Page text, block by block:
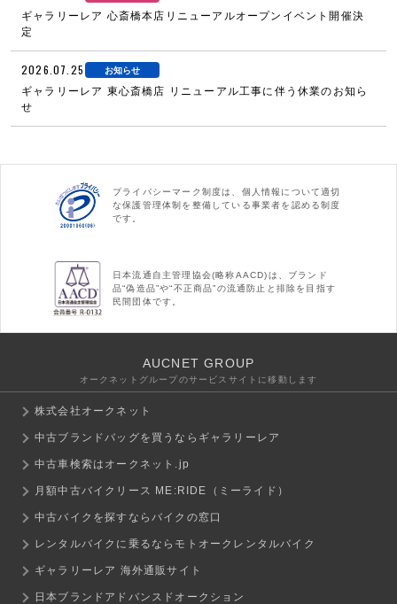
ギャラリーレア 心斎橋本店リニューアルオープンイベント開催決
定
2026.07.25 お知らせ
ギャラリーレア 東心斎橋店 リニューアル工事に伴う休業のお知ら
せ
プライバシーマーク制度は、個人情報について適切
な保護管理体制を整備している事業者を認める制度
です。
日本流通自主管理協会(略称AACD)は、ブランド
品“偽造品”や“不正商品”の流通防止と排除を目指す
民間団体です。
AUCNET GROUP
オークネットグループのサービスサイトに移動します
株式会社オークネット
中古ブランドバッグを買うならギャラリーレア
中古車検索はオークネット.jp
月額中古バイクリース ME:RIDE（ミーライド）
中古バイクを探すならバイクの窓口
レンタルバイクに乗るならモトオークレンタルバイク
ギャラリーレア 海外通販サイト
日本ブランドアドバンスドオークション